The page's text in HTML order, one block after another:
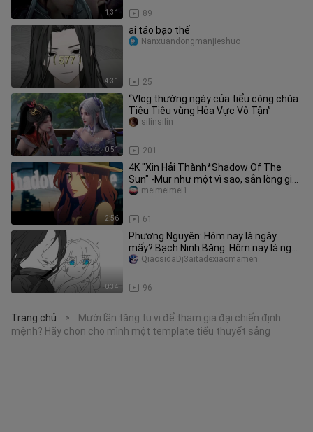
1:31 89
4:31
ai táo bạo thế
25
Nanxuandongmanjieshuo
0:51
“Vlog thường ngày của tiểu công chúa
Tiêu Tiêu vùng Hỏa Vực Vô Tận”
201
silinsilin
2:56
4K "Xin Hải Thành*Shadow Of The
Sun" -Mur như một vì sao, sẵn lòng giữ
lấy trái tim
61
meimeimei1
0:34
Phương Nguyên: Hôm nay là ngày
mấy? Bạch Ninh Băng: Hôm nay là ngày
16.
96
QiaosidaDj3aitadexiaomamen
Trang chủ >
Mười lần tăng tu vi để tham gia đại chiến định
mệnh? Hãy chọn cho mình một template tiểu thuyết sảng